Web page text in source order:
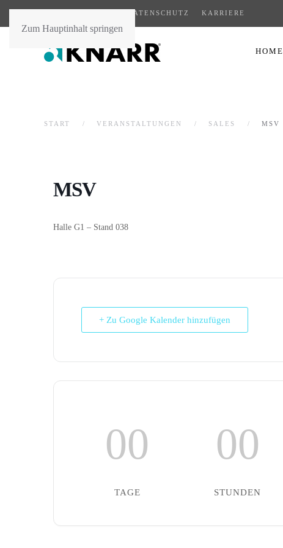
Zum Hauptinhalt springen
DATENSCHUTZ KARRIERE
HOME
START VERANSTALTUNGEN SALES MSV
MSV
Halle G1 – Stand 038
+ Zu Google Kalender hinzufügen
00
TAGE
00
STUNDEN